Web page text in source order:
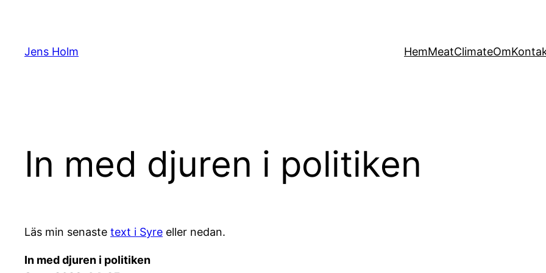
innehåll
Jens Holm HemMeatClimateOm
In med djuren i politiken
Läs min senaste text i Syre eller nedan.
In med djuren i politiken